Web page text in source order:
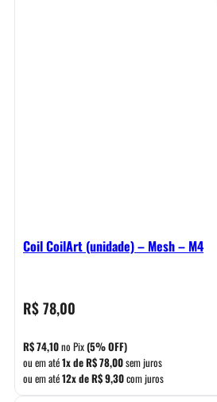
Coil CoilArt (unidade) – Mesh – M4
R$78,00
R$74,10no Pix(5% OFF)
ou em até1x deR$78,00sem juros
ou em até12x deR$9,30com juros